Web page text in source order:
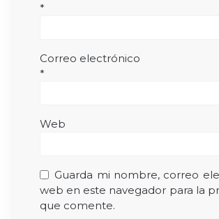
*
Correo electrónico
*
Web
Guarda mi nombre, correo
web en este navegador para la
que comente.